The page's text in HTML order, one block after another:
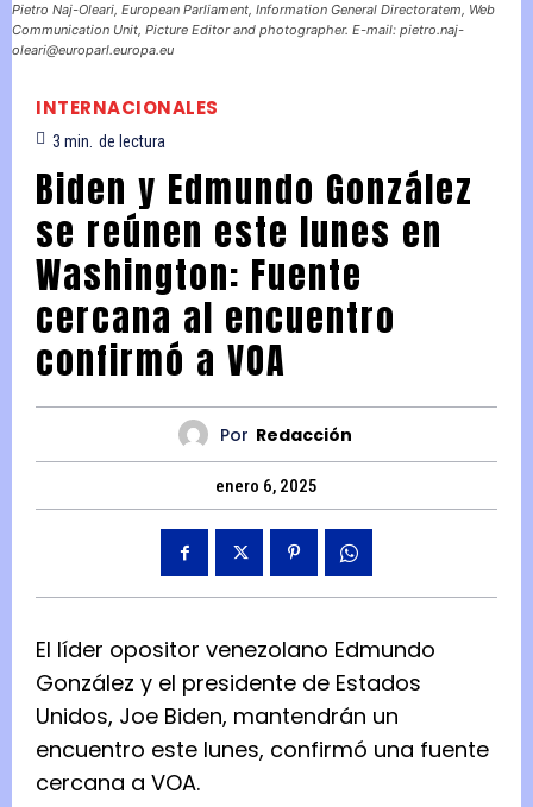
Pietro Naj-Oleari, European Parliament, Information General Directoratem, Web
Communication Unit, Picture Editor and photographer. E-mail: pietro.naj-
oleari@europarl.europa.eu
INTERNACIONALES
3 min. de lectura
Biden y Edmundo González
se reúnen este lunes en
Washington: Fuente
cercana al encuentro
confirmó a VOA
Por Redacción
enero 6, 2025
El líder opositor venezolano Edmundo
González y el presidente de Estados
Unidos, Joe Biden, mantendrán un
encuentro este lunes, confirmó una fuente
cercana a VOA.